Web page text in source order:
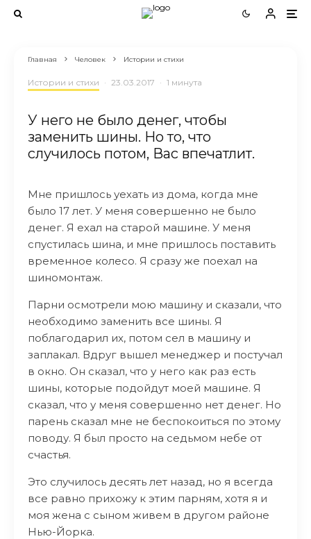
Главная Человек Истории и стихи
Истории и стихи · 23.03.2017 · 1 минута
У него не было денег, чтобы
заменить шины. Но то, что
случилось потом, Вас впечатлит.
Мне пришлось уехать из дома, когда мне
было 17 лет. У меня совершенно не было
денег. Я ехал на старой машине. У меня
спустилась шина, и мне пришлось поставить
временное колесо. Я сразу же поехал на
шиномонтаж.
Парни осмотрели мою машину и сказали, что
необходимо заменить все шины. Я
поблагодарил их, потом сел в машину и
заплакал. Вдруг вышел менеджер и постучал
в окно. Он сказал, что у него как раз есть
шины, которые подойдут моей машине. Я
сказал, что у меня совершенно нет денег. Но
парень сказал мне не беспокоиться по этому
поводу. Я был просто на седьмом небе от
счастья.
Это случилось десять лет назад, но я всегда
все равно прихожу к этим парням, хотя я и
моя жена с сыном живем в другом районе
Нью-Йорка.